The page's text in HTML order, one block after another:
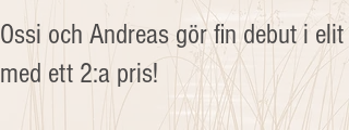
Ossi och Andreas gör fin debut i elit
med ett 2:a pris!